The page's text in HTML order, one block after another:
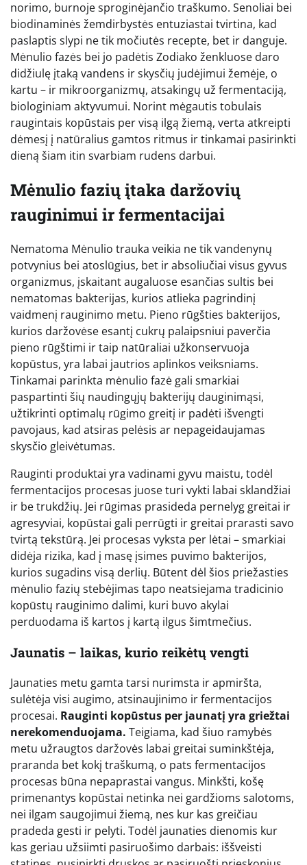
norimo, burnoje sproginėjančio traškumo. Senoliai bei
biodinaminės žemdirbystės entuziastai tvirtina, kad
paslaptis slypi ne tik močiutės recepte, bet ir danguje.
Mėnulio fazės bei jo padėtis Zodiako ženkluose daro
didžiulę įtaką vandens ir skysčių judėjimui žemėje, o
kartu – ir mikroorganizmų, atsakingų už fermentaciją,
biologiniam aktyvumui. Norint mėgautis tobulais
raugintais kopūstais per visą ilgą žiemą, verta atkreipti
dėmesį į natūralius gamtos ritmus ir tinkamai pasirinkti
dieną šiam itin svarbiam rudens darbui.
Mėnulio fazių įtaka daržovių
rauginimui ir fermentacijai
Nematoma Mėnulio trauka veikia ne tik vandenynų
potvynius bei atoslūgius, bet ir absoliučiai visus gyvus
organizmus, įskaitant augaluose esančias sultis bei
nematomas bakterijas, kurios atlieka pagrindinį
vaidmenį rauginimo metu. Pieno rūgšties bakterijos,
kurios daržovėse esantį cukrų palaipsniui paverčia
pieno rūgštimi ir taip natūraliai užkonservuoja
kopūstus, yra labai jautrios aplinkos veiksniams.
Tinkamai parinkta mėnulio fazė gali smarkiai
paspartinti šių naudingųjų bakterijų dauginimąsi,
užtikrinti optimalų rūgimo greitį ir padėti išvengti
pavojaus, kad atsiras pelėsis ar nepageidaujamas
skysčio gleivėtumas.
Rauginti produktai yra vadinami gyvu maistu, todėl
fermentacijos procesas juose turi vykti labai sklandžiai
ir be trukdžių. Jei rūgimas prasideda pernelyg greitai ir
agresyviai, kopūstai gali perrūgti ir greitai prarasti savo
tvirtą tekstūrą. Jei procesas vyksta per lėtai – smarkiai
didėja rizika, kad į masę įsimes puvimo bakterijos,
kurios sugadins visą derlių. Būtent dėl šios priežasties
mėnulio fazių stebėjimas tapo neatsiejama tradicinio
kopūstų rauginimo dalimi, kuri buvo akylai
perduodama iš kartos į kartą ilgus šimtmečius.
Jaunatis – laikas, kurio reikėtų vengti
Jaunaties metu gamta tarsi nurimsta ir apmiršta,
sulėtėja visi augimo, atsinaujinimo ir fermentacijos
procesai. Rauginti kopūstus per jaunatį yra griežtai
nerekomenduojama. Teigiama, kad šiuo ramybės
metu užraugtos daržovės labai greitai suminkštėja,
praranda bet kokį traškumą, o pats fermentacijos
procesas būna nepaprastai vangus. Minkšti, košę
primenantys kopūstai netinka nei gardžioms salotoms,
nei ilgam saugojimui žiemą, nes kur kas greičiau
pradeda gesti ir pelyti. Todėl jaunaties dienomis kur
kas geriau užsiimti pasiruošimo darbais: iššveisti